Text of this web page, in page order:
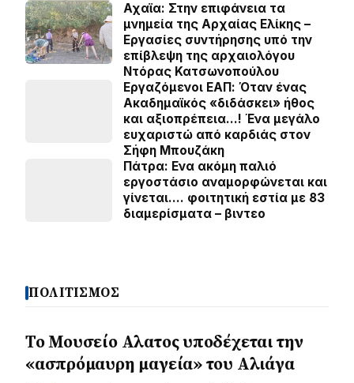
Αχαϊα: Στην επιφάνεια τα
μνημεία της Αρχαίας Ελίκης –
Εργασίες συντήρησης υπό την
επίβλεψη της αρχαιολόγου
Ντόρας Κατσωνοπούλου
Εργαζόμενοι ΕΑΠ: Όταν ένας
Ακαδημαϊκός «διδάσκει» ήθος
και αξιοπρέπεια…! Ένα μεγάλο
ευχαριστώ από καρδιάς στον
Σήφη Μπουζάκη
Πάτρα: Ενα ακόμη παλιό
εργοστάσιο αναμορφώνεται και
γίνεται…. φοιτητική εστία με 83
διαμερίσματα – βιντεο
ΠΟΛΙΤΙΣΜΟΣ
Το Μουσείο Αλατος υποδέχεται την
«ασπρόμαυρη μαγεία» του Αλιάγα